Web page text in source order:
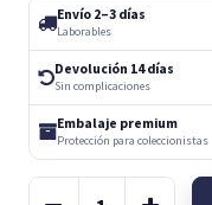
Envío 2–3 días
Laborables
Devolución 14 días
Sin complicaciones
Embalaje premium
Protección para coleccionistas